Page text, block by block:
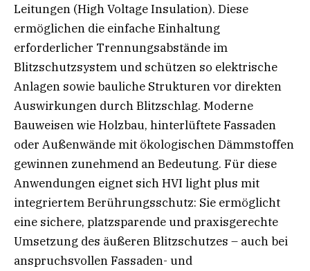
Leitungen (High Voltage Insulation). Diese
ermöglichen die einfache Einhaltung
erforderlicher Trennungsabstände im
Blitzschutzsystem und schützen so elektrische
Anlagen sowie bauliche Strukturen vor direkten
Auswirkungen durch Blitzschlag. Moderne
Bauweisen wie Holzbau, hinterlüftete Fassaden
oder Außenwände mit ökologischen Dämmstoffen
gewinnen zunehmend an Bedeutung. Für diese
Anwendungen eignet sich HVI light plus mit
integriertem Berührungsschutz: Sie ermöglicht
eine sichere, platzsparende und praxisgerechte
Umsetzung des äußeren Blitzschutzes – auch bei
anspruchsvollen Fassaden- und